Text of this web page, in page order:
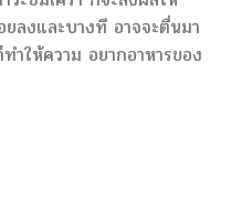
ลงและบางที อาจจะตื่นมา
ำให้ความ อยากอาหารของ